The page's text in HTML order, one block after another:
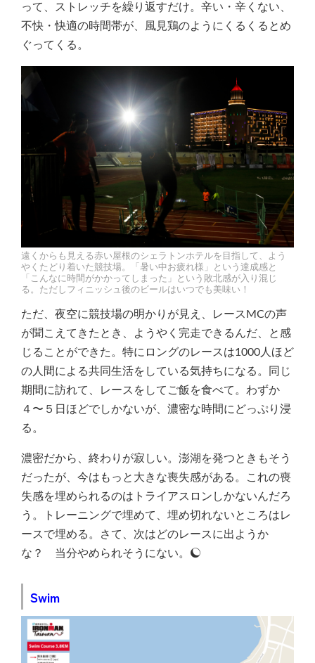
って、ストレッチを繰り返すだけ。辛い・辛くない、
不快・快適の時間帯が、風見鶏のようにくるくるとめ
ぐってくる。
遠くからも見える赤い屋根のシェラトンホテルを目指して、よう
やくたどり着いた競技場。「暑い中お疲れ様」という達成感と
「こんなに時間がかかってしまった」という敗北感が入り混じ
る。ただしフィニッシュ後のビールはいつでも美味い！
ただ、夜空に競技場の明かりが見え、レースMCの声
が聞こえてきたとき、ようやく完走できるんだ、と感
じることができた。特にロングのレースは1000人ほど
の人間による共同生活をしている気持ちになる。同じ
期間に訪れて、レースをしてご飯を食べて。わずか
４〜５日ほどでしかないが、濃密な時間にどっぷり浸
る。
濃密だから、終わりが寂しい。澎湖を発つときもそう
だったが、今はもっと大きな喪失感がある。これの喪
失感を埋められるのはトライアスロンしかないんだろ
う。トレーニングで埋めて、埋め切れないところはレ
ースで埋める。さて、次はどのレースに出ようか
な？ 当分やめられそうにない。
Swim